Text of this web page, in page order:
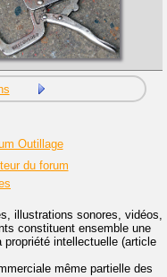
Outillage
du forum
illustrations sonores, vidéos,
constituent ensemble une
intellectuelle (article
même partielle des